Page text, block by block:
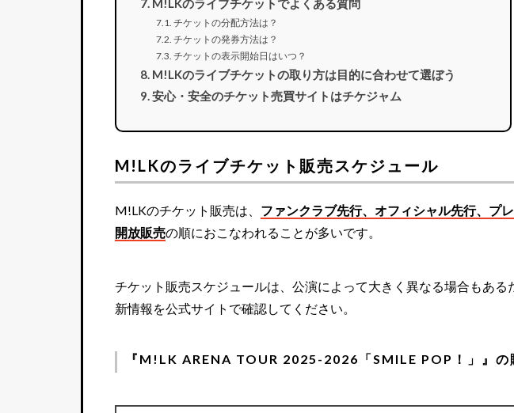
M!LKのライブチケットでよくある質問
チケットの分配方法は？
チケットの発券方法は？
チケットの表示開始日はいつ？
M!LKのライブチケットの取り方は目的に合わせて選ぼう
安心・安全のチケット売買サイトはチケジャム
M!LKのライブチケット販売スケジュール
M!LKのチケット販売は、 ファンクラブ先行、オフィシャル先行、プ
開放販売の順におこなわれることが多いです。
チケット販売スケジュールは、公演によって大きく異なる場合もあ
新情報を公式サイトで確認してください。
『M!LK ARENA TOUR 2025-2026「SMILE POP！」』の